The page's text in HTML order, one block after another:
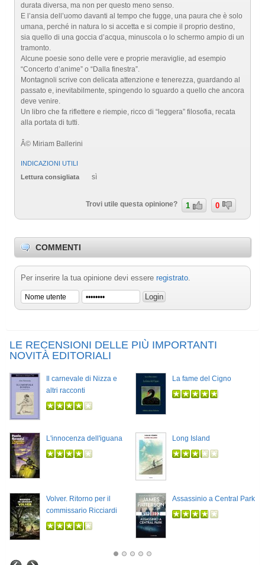
durata diversa, ma non per questo meno senso.
E l’ansia dell’uomo davanti al tempo che fugge, una paura che è solo
umana, perché in natura lo si accetta e si compie il proprio destino,
sia quello di una goccia d’acqua, minuscola o lo schermo ampio di un
tramonto.
Alcune poesie sono delle vere e proprie meraviglie, ad esempio
“Concerto d’anime” o “Dalla finestra”.
Montagnoli scrive con delicata attenzione e tenerezza, guardando al
passato e, inevitabilmente, spingendo lo sguardo a quello che ancora
deve venire.
Un libro che fa riflettere e riempie, ricco di “leggera” filosofia, recata
alla portata di tutti.
Â© Miriam Ballerini
INDICAZIONI UTILI
Lettura consigliata
sì
Trovi utile questa opinione? 1 0
COMMENTI
Per inserire la tua opinione devi essere registrato.
LE RECENSIONI DELLE PIÙ IMPORTANTI
NOVITÀ EDITORIALI
Il carnevale di Nizza e
altri racconti
La fame del Cigno
L'innocenza dell'iguana Long Island
Volver. Ritorno per il
commissario Ricciardi
Assassinio a Central Park